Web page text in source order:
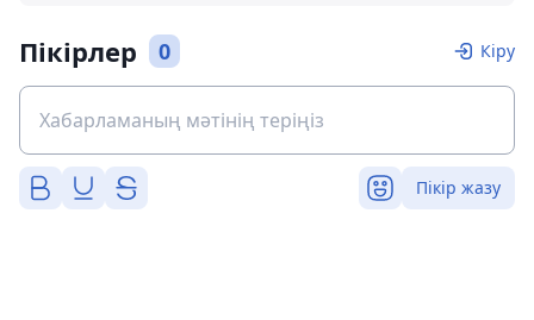
Пікірлер 0 Кіру
Пікір жазу